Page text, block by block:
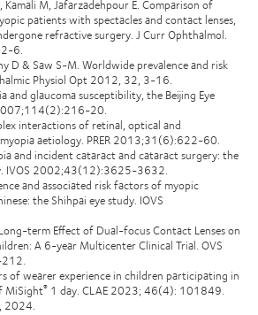
Kamali M, Jafarzadehpour E. Comparison of
patients with spectacles and contact lenses,
refractive surgery. J Curr Ophthalmol.
6.
D & Saw S-M. Worldwide prevalence and risk
Physiol Opt 2012, 32, 3-16.
and glaucoma susceptibility, the Beijing Eye
20.
interactions of retinal, optical and
aetiology. PRER 2013;31(6):622-60.
and incident cataract and cataract surgery: the
IVOS 2002;43(12):3625-3632.
and associated risk factors of myopic
the Shihpai eye study. IOVS
term Effect of Dual-focus Contact Lenses on
A 6-year Multicenter Clinical Trial. OVS
of wearer experience in children participating in
MiSight® 1 day. CLAE 2023; 46(4): 101849.
2024.